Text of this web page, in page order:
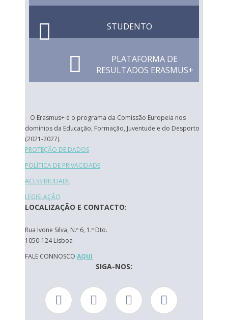
STUDENTO
PLATAFORMA DE
RESULTADOS ERASMUS+
O Erasmus+ é o programa da Comissão Europeia nos
domínios da Educação, Formação, Juventude e do Desporto
(2021-2027).
PROTEÇÃO DE DADOS
POLÍTICA DE PRIVACIDADE
ACESSIBILIDADE
LEGISLAÇÃO
LOCALIZAÇÃO E CONTACTO:
Rua Ivone Silva, N.º 6, 1.º Dto.
1050-124 Lisboa
FALE CONNOSCO AQUI
SIGA-NOS: